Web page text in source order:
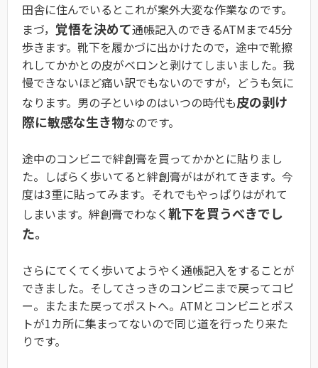
田舎に住んでいるとこれが案外大変な作業なのです。
まづ， 覚悟を決めて通帳記入のできるATMまで45分
歩きます。靴下を履かづに出かけたので，途中で靴擦
れしてかかとの皮がベロンと剥けてしまいました。我
慢できないほど痛い訳でもないのですが，どうも気に
なります。男の子といゆのはいつの時代も皮の剥け
際に敏感な生き物なのです。
途中のコンビニで絆創膏を買ってかかとに貼りまし
た。しばらく歩いてると絆創膏がはがれてきます。今
度は3重に貼ってみます。それでもやっぱりはがれて
しまいます。絆創膏でわなく靴下を買うべきでし
た。
さらにてくてく歩いてようやく通帳記入をすることが
できました。そしてさっきのコンビニまで戻ってコピ
ー。またまた戻ってポストへ。ATMとコンビニとポス
トが1カ所に集まってないので同じ道を行ったり来た
りです。